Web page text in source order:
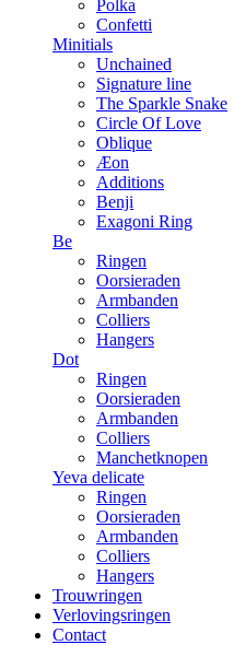
Polka
Confetti
Minitials
Unchained
Signature line
The Sparkle Snake
Circle Of Love
Oblique
Æon
Additions
Benji
Exagoni Ring
Be
Ringen
Oorsieraden
Armbanden
Colliers
Hangers
Dot
Ringen
Oorsieraden
Armbanden
Colliers
Manchetknopen
Yeva delicate
Ringen
Oorsieraden
Armbanden
Colliers
Hangers
Trouwringen
Verlovingsringen
Contact